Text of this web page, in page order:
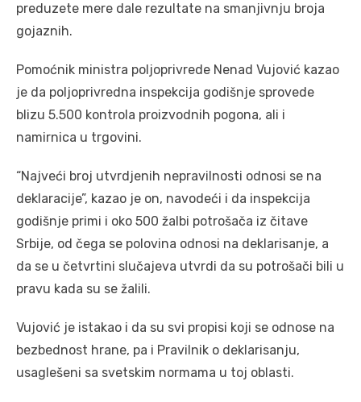
preduzete mere dale rezultate na smanjivnju broja
gojaznih.
Pomoćnik ministra poljoprivrede Nenad Vujović kazao
je da poljoprivredna inspekcija godišnje sprovede
blizu 5.500 kontrola proizvodnih pogona, ali i
namirnica u trgovini.
“Najveći broj utvrdjenih nepravilnosti odnosi se na
deklaracije”, kazao je on, navodeći i da inspekcija
godišnje primi i oko 500 žalbi potrošača iz čitave
Srbije, od čega se polovina odnosi na deklarisanje, a
da se u četvrtini slučajeva utvrdi da su potrošači bili u
pravu kada su se žalili.
Vujović je istakao i da su svi propisi koji se odnose na
bezbednost hrane, pa i Pravilnik o deklarisanju,
usaglešeni sa svetskim normama u toj oblasti.